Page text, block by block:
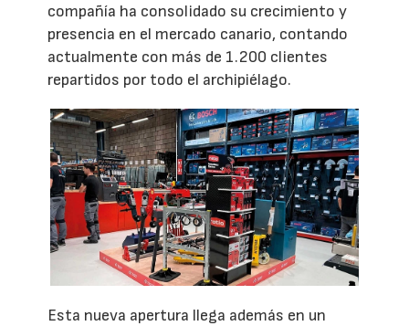
compañía ha consolidado su crecimiento y
presencia en el mercado canario, contando
actualmente con más de 1.200 clientes
repartidos por todo el archipiélago.
Esta nueva apertura llega además en un